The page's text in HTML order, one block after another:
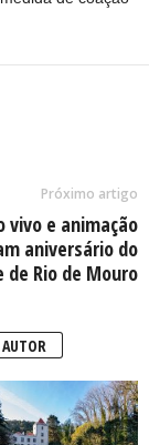
Próximo artigo
vivo e animação
aniversário do
de Rio de Mouro